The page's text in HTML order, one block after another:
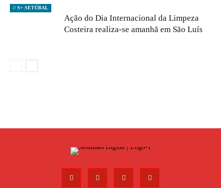
// S+ SETÚBAL
Ação do Dia Internacional da Limpeza
Costeira realiza-se amanhã em São Luís